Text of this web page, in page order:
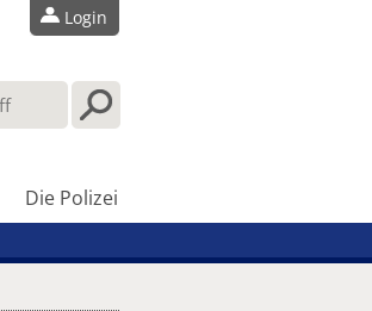
Login
Die Polizei